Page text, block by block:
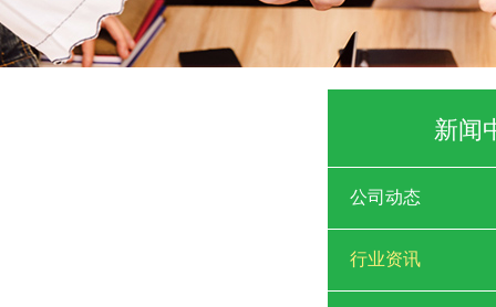
新闻
公司动态
行业资讯